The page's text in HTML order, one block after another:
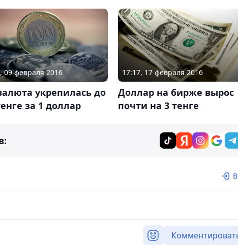
09 февраля 2016
укрепилась до
за 1 доллар
17:17, 17 февраля 2016
Доллар на бирже вырос
почти на 3 тенге